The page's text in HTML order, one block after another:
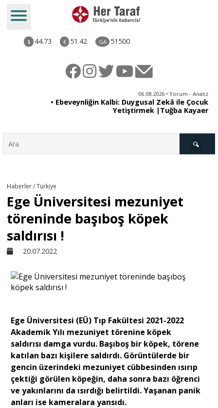
$ 44.73 € 51.42 GA 51500
06.08.2026 • Yorum - Analiz
• Ebeveynliğin Kalbi: Duygusal Zekâ ile Çocuk
Yetiştirmek |Tuğba Kayaer
Derkenar
Kültür - Sanat
Dünya
Yorum - Analiz
Söyleşi
Haberler / Türkiye
Ege Üniversitesi mezuniyet
töreninde başıboş köpek
saldırısı !
20.07.2022
Ege Üniversitesi (EÜ) Tıp Fakültesi 2021-2022
Akademik Yılı mezuniyet törenine köpek
saldırısı damga vurdu. Başıboş bir köpek, törene
katılan bazı kişilere saldırdı. Görüntülerde bir
gencin üzerindeki mezuniyet cübbesinden ısırıp
çektiği görülen köpeğin, daha sonra bazı öğrenci
ve yakınlarını da ısırdığı belirtildi. Yaşanan panik
anları ise kameralara yansıdı.